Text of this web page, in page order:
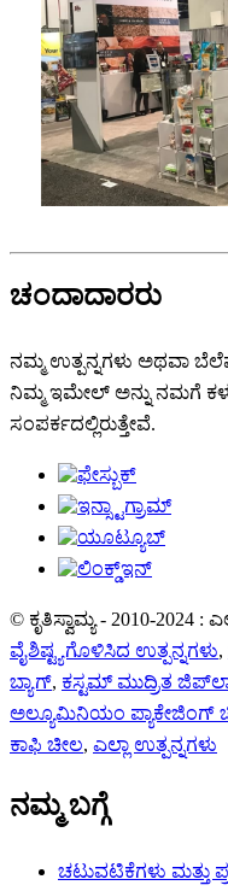
ಚಂದಾದಾರರು
ನಮ್ಮ ಉತ್ಪನ್ನಗಳು ಅಥವಾ
ನಿಮ್ಮ ಇಮೇಲ್ ಅನ್ನು ನಮಗೆ
ಸಂಪರ್ಕದಲ್ಲಿರುತ್ತೇವೆ.
© ಕೃತಿಸ್ವಾಮ್ಯ - 2010-2024 :
ವೈಶಿಷ್ಟ್ಯಗೊಳಿಸಿದ ಉತ್ಪನ್ನಗಳು,
ಬ್ಯಾಗ್, ಕಸ್ಟಮ್ ಮುದ್ರಿತ
ಅಲ್ಯೂಮಿನಿಯಂ ಪ್ಯಾಕೇಜಿಂಗ್
ಕಾಫಿ ಚೀಲ, ಎಲ್ಲಾ ಉತ್ಪನ್ನಗಳು
ನಮ್ಮ ಬಗ್ಗೆ
ಚಟುವಟಿಕೆಗಳು ಮತ್ತು